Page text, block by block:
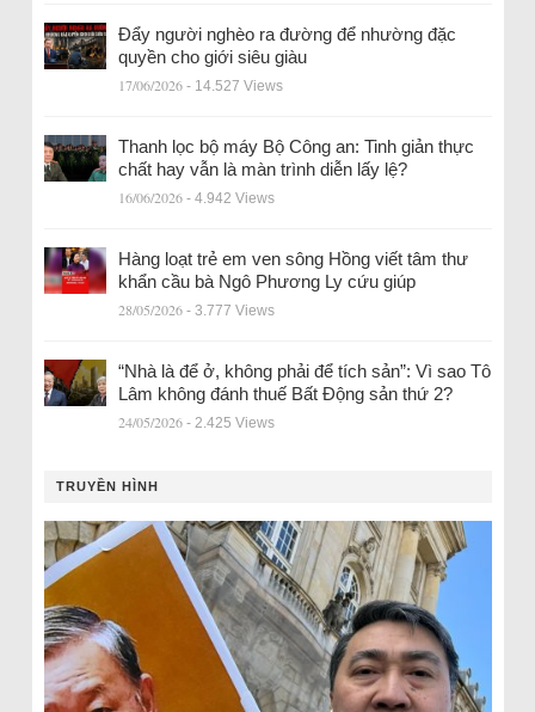
Đẩy người nghèo ra đường để nhường đặc
quyền cho giới siêu giàu
17/06/2026 - 14.527 Views
Thanh lọc bộ máy Bộ Công an: Tinh giản thực
chất hay vẫn là màn trình diễn lấy lệ?
16/06/2026 - 4.942 Views
Hàng loạt trẻ em ven sông Hồng viết tâm thư
khẩn cầu bà Ngô Phương Ly cứu giúp
28/05/2026 - 3.777 Views
“Nhà là để ở, không phải để tích sản”: Vì sao Tô
Lâm không đánh thuế Bất Động sản thứ 2?
24/05/2026 - 2.425 Views
TRUYỀN HÌNH